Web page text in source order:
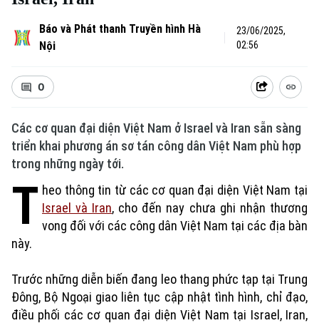
Báo và Phát thanh Truyền hình Hà
Nội
23/06/2025,
02:56
0
Các cơ quan đại diện Việt Nam ở Israel và Iran sẵn sàng
triển khai phương án sơ tán công dân Việt Nam phù hợp
trong những ngày tới.​
T heo thông tin từ các cơ quan đại diện Việt Nam tại
Israel và Iran, cho đến nay chưa ghi nhận thương
vong đối với các công dân Việt Nam tại các địa bàn
này.
Trước những diễn biến đang leo thang phức tạp tại Trung
Đông, Bộ Ngoại giao liên tục cập nhật tình hình, chỉ đạo,
điều phối các cơ quan đại diện Việt Nam tại Israel, Iran,